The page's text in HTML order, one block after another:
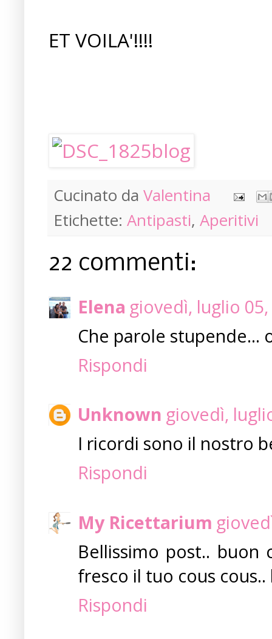
ET VOILA'!!!!
Cucinato da Valentina
Etichette: Antipasti, Aperitivi
22 commenti:
Elena giovedì, luglio
Che parole
Rispondi
Unknown giovedì,
I ricordi sono il nostro
Rispondi
My Ricettarium
Bellissimo post..
fresco il tuo cous
Rispondi